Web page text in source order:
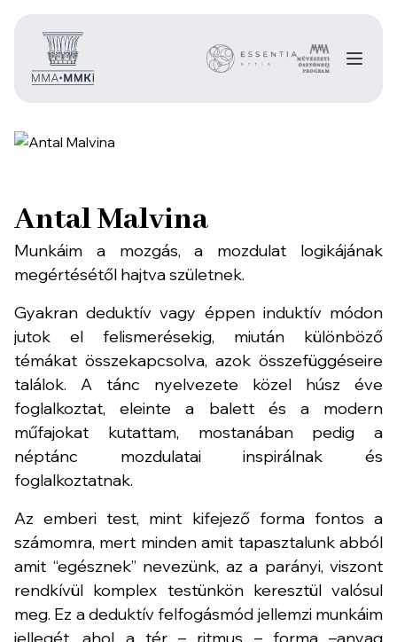
Antal Malvina
Munkáim a mozgás, a mozdulat logikájának
megértésétől hajtva születnek.
Gyakran deduktív vagy éppen induktív módon
jutok el felismerésekig, miután különböző
témákat összekapcsolva, azok összefüggéseire
találok. A tánc nyelvezete közel húsz éve
foglalkoztat, eleinte a balett és a modern
műfajokat kutattam, mostanában pedig a
néptánc mozdulatai inspirálnak és
foglalkoztatnak.
Az emberi test, mint kifejező forma fontos a
számomra, mert minden amit tapasztalunk abból
amit “egésznek” nevezünk, az a parányi, viszont
rendkívül komplex testünkön keresztül valósul
meg. Ez a deduktív felfogásmód jellemzi munkáim